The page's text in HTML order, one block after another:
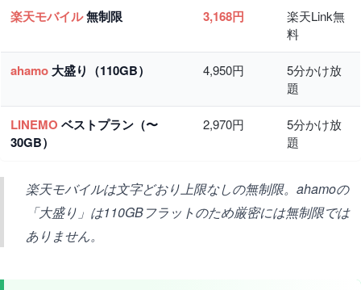
楽天モバイル無制限 3,168円
楽天Link無
料
ahamo 大盛り（110GB） 4,950円
5分かけ放
題
LINEMO ベストプラン（〜
30GB）
2,970円
5分かけ放
題
楽天モバイルは文字どおり上限なしの無制限。ahamoの
「大盛り」は110GBフラットのため厳密には無制限では
ありません。